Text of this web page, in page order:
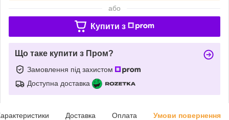
або
Купити з
Що таке купити з Пром?
Замовлення під захистом
Доступна доставка
Доставка Оплата Умови повернення